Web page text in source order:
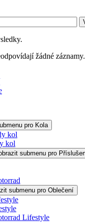
žádné záznamy.
pro Kola
kol
kol
submenu pro
submenu pro Oblečení
Lifestyle